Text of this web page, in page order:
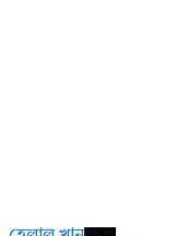
Latest